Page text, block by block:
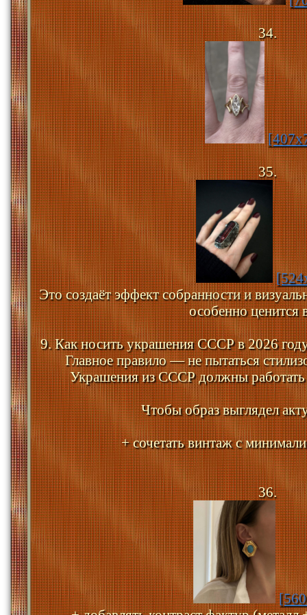
34.
35.
Это создаёт эффект собранности и
особенно ценится
9. Как носить украшения СССР в 2026
Главное правило — не пытаться
Украшения из СССР должны работать
Чтобы образ выглядел
+ сочетать винтаж с
36.